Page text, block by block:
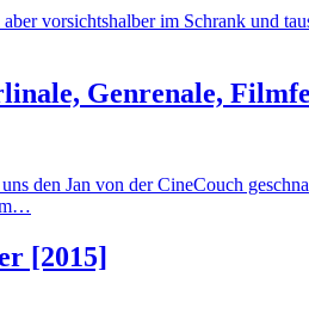
vorsichtshalber im Schrank und
Genrenale,
den Jan von der CineCouch
[2015]